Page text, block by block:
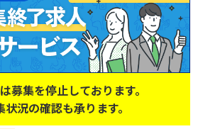
募集を停止しております。
況の確認も承ります。